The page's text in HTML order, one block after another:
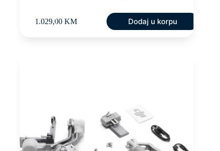
1.029,00 KM Dodaj u korpu